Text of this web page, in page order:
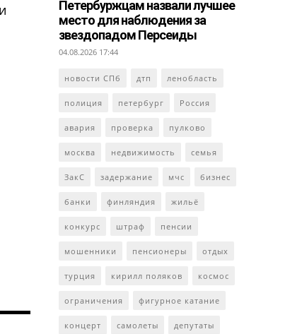
Петербуржцам назвали лучшее
место для наблюдения за
звездопадом Персеиды
04.08.2026 17:44
новости СПб дтп ленобласть
полиция петербург Россия
авария проверка пулково
москва недвижимость семья
ЗакС задержание мчс бизнес
банки финляндия жильё
конкурс штраф пенсии
мошенники пенсионеры отдых
турция кирилл поляков космос
ограничения фигурное катание
концерт самолеты депутаты